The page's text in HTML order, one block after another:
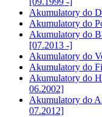
Akumulatory do
Akumulatory do
Akumulatory do
[07.2013 -]
Akumulatory do
Akumulatory do
Akumulatory do
06.2002]
Akumulatory do
07.2012]